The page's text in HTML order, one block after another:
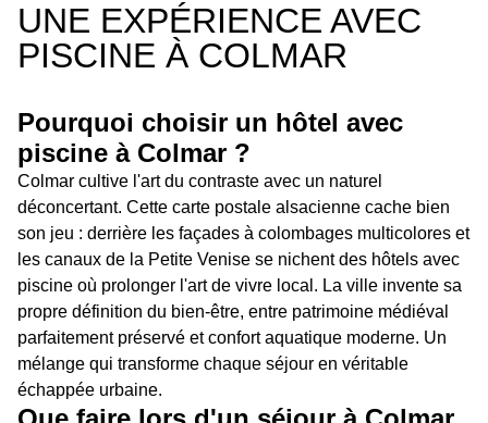
UNE EXPÉRIENCE AVEC
PISCINE À COLMAR
Pourquoi choisir un hôtel avec
piscine à Colmar ?
Colmar cultive l'art du contraste avec un naturel
déconcertant. Cette carte postale alsacienne cache bien
son jeu : derrière les façades à colombages multicolores et
les canaux de la Petite Venise se nichent des hôtels avec
piscine où prolonger l'art de vivre local. La ville invente sa
propre définition du bien-être, entre patrimoine médiéval
parfaitement préservé et confort aquatique moderne. Un
mélange qui transforme chaque séjour en véritable
échappée urbaine.